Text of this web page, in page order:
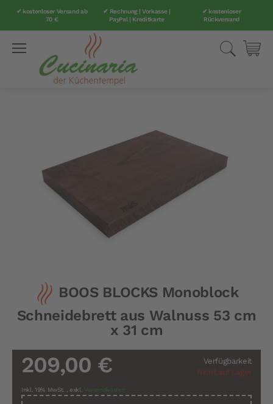
✔ kostenloser Versand ab
70 €
✔ Rechnung | Vorkasse |
PayPal | Kreditkarte
✔ kostenloser
Rückversand
Suche
Bildergalerie
BOOS BLOCKS Monoblock
Schneidebrett aus Walnuss 53 cm
x 31 cm
Verfügbarkeit
Nicht auf Lager
209,00 €
Inkl. 19% MwSt. , exkl. Versandkosten